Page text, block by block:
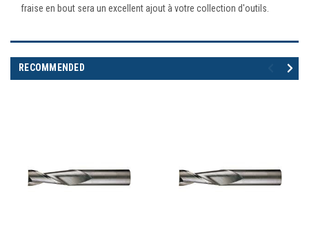
fraise en bout sera un excellent ajout à votre collection d'outils.
RECOMMENDED